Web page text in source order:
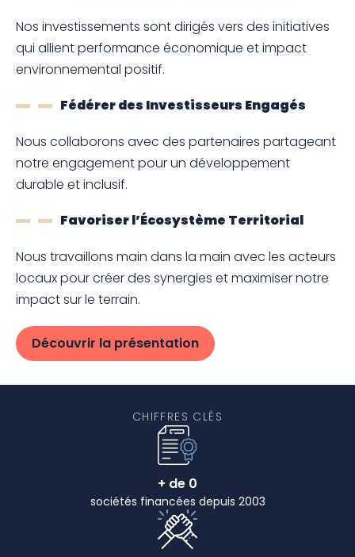
Nos investissements sont dirigés vers des initiatives
qui allient performance économique et impact
environnemental positif.
Fédérer des Investisseurs Engagés
Nous collaborons avec des partenaires partageant
notre engagement pour un développement
durable et inclusif.
Favoriser l’Écosystème Territorial
Nous travaillons main dans la main avec les acteurs
locaux pour créer des synergies et maximiser notre
impact sur le terrain.
Découvrir la présentation
CHIFFRES CLÉS
+ de 0
sociétés financées depuis 2003